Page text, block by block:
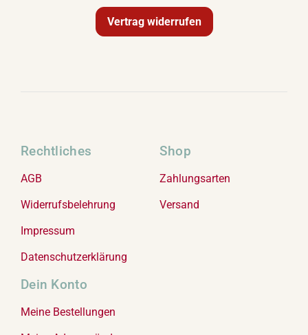
Vertrag widerrufen
Rechtliches
AGB
Widerrufsbelehrung
Impressum
Datenschutzerklärung
Shop
Zahlungsarten
Versand
Dein Konto
Meine Bestellungen